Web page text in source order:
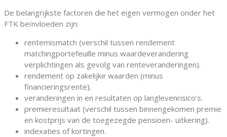
De belangrijkste factoren die het eigen vermogen onder het
FTK beïnvloeden zijn:
rentemismatch (verschil tussen rendement
matchingportefeuille minus waardeverandering
verplichtingen als gevolg van renteveranderingen).
rendement op zakelijke waarden (minus
financieringsrente).
veranderingen in en resultaten op langlevenrisico’s.
premieresultaat (verschil tussen binnengekomen premie
en kostprijs van de toegezegde pensioen- uitkering).
indexaties of kortingen.